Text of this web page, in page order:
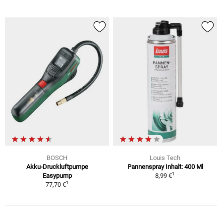
BOSCH
Akku-Druckluftpumpe
Easypump
77,70 €1
Louis Tech
Pannenspray Inhalt: 400 Ml
8,99 €1